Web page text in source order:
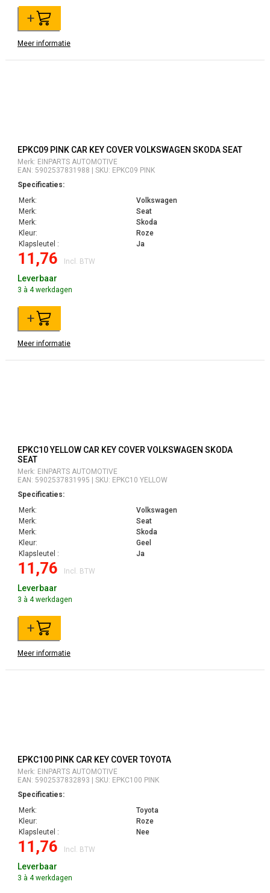
+
Meer informatie
EPKC09 PINK CAR KEY COVER VOLKSWAGEN SKODA SEAT
Merk: EINPARTS AUTOMOTIVE
EAN: 5902537831988 | SKU: EPKC09 PINK
Specificaties:
Merk:
Volkswagen
Merk:
Seat
Merk:
Skoda
Kleur:
Roze
Klapsleutel :
Ja
11,76 Incl. BTW
Leverbaar
3 à 4 werkdagen
+
Meer informatie
EPKC10 YELLOW CAR KEY COVER VOLKSWAGEN SKODA
SEAT
Merk: EINPARTS AUTOMOTIVE
EAN: 5902537831995 | SKU: EPKC10 YELLOW
Specificaties:
Merk:
Volkswagen
Merk:
Seat
Merk:
Skoda
Kleur:
Geel
Klapsleutel :
Ja
11,76 Incl. BTW
Leverbaar
3 à 4 werkdagen
+
Meer informatie
EPKC100 PINK CAR KEY COVER TOYOTA
Merk: EINPARTS AUTOMOTIVE
EAN: 5902537832893 | SKU: EPKC100 PINK
Specificaties:
Merk:
Toyota
Kleur:
Roze
Klapsleutel :
Nee
11,76 Incl. BTW
Leverbaar
3 à 4 werkdagen